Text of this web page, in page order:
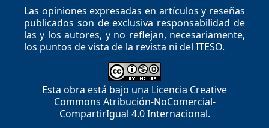
Las opiniones expresadas en artículos y reseñas
publicados son de exclusiva responsabilidad de
las y los autores, y no reflejan, necesariamente,
los puntos de vista de la revista ni del ITESO.
Esta obra está bajo una Licencia Creative
Commons Atribución-NoComercial-
CompartirIgual 4.0 Internacional.